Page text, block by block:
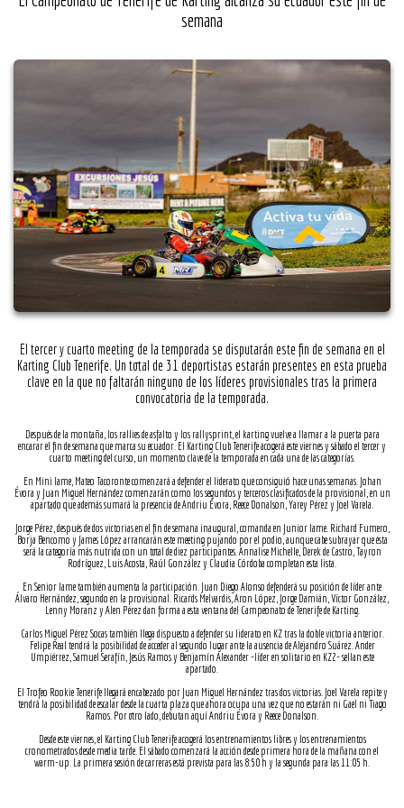
semana
El tercer y cuarto meeting de la temporada se disputarán este fin de semana en el
Karting Club Tenerife. Un total de 31 deportistas estarán presentes en esta prueba
clave en la que no faltarán ninguno de los líderes provisionales tras la primera
convocatoria de la temporada.
Después de la montaña, los rallies de asfalto y los rallysprint, el karting vuelve a llamar a la puerta para
encarar el fin de semana que marca su ecuador. El Karting Club Tenerife acogerá este viernes y sábado el tercer y
cuarto meeting del curso, un momento clave de la temporada en cada una de las categorías.
En Mini Iame, Mateo Tacoronte comenzará a defender el liderato que consiguió hace unas semanas. Johan
Évora y Juan Miguel Hernández comenzarán como los segundos y terceros clasificados de la provisional, en un
apartado que además sumará la presencia de Andriu Évora, Reece Donalson, Yarey Pérez y Joel Varela.
Jorge Pérez, después de dos victorias en el fin de semana inaugural, comanda en Junior Iame. Richard Fumero,
Borja Bencomo y James López arrancarán este meeting pujando por el podio, aunque cabe subrayar que ésta
será la categoría más nutrida con un total de diez participantes. Annalise Michelle, Derek de Castro, Tayron
Rodríguez, Luis Acosta, Raúl González y Claudia Córdoba completan esta lista.
En Senior Iame también aumenta la participación. Juan Diego Alonso defenderá su posición de líder ante
Álvaro Hernández, segundo en la provisional. Ricards Melvardis, Aron López, Jorge Damián, Víctor González,
Lenny Moranz y Alen Pérez dan forma a esta ventana del Campeonato de Tenerife de Karting.
Carlos Miguel Pérez Socas también llega dispuesto a defender su liderato en KZ tras la doble victoria anterior.
Felipe Real tendrá la posibilidad de acceder al segundo lugar ante la ausencia de Alejandro Suárez. Ander
Umpiérrez, Samuel Serafín, Jesús Ramos y Benjamín Alexander -líder en solitario en KZ2- sellan este
apartado.
El Trofeo Rookie Tenerife llegará encabezado por Juan Miguel Hernández tras dos victorias. Joel Varela repite y
tendrá la posibilidad de escalar desde la cuarta plaza que ahora ocupa una vez que no estarán ni Gael ni Tiago
Ramos. Por otro lado, debutan aquí Andriu Évora y Reece Donalson.
Desde este viernes, el Karting Club Tenerife acogerá los entrenamientos libres y los entrenamientos
cronometrados desde media tarde. El sábado comenzará la acción desde primera hora de la mañana con el
warm-up. La primera sesión de carreras está prevista para las 8:50 h y la segunda para las 11:05 h.